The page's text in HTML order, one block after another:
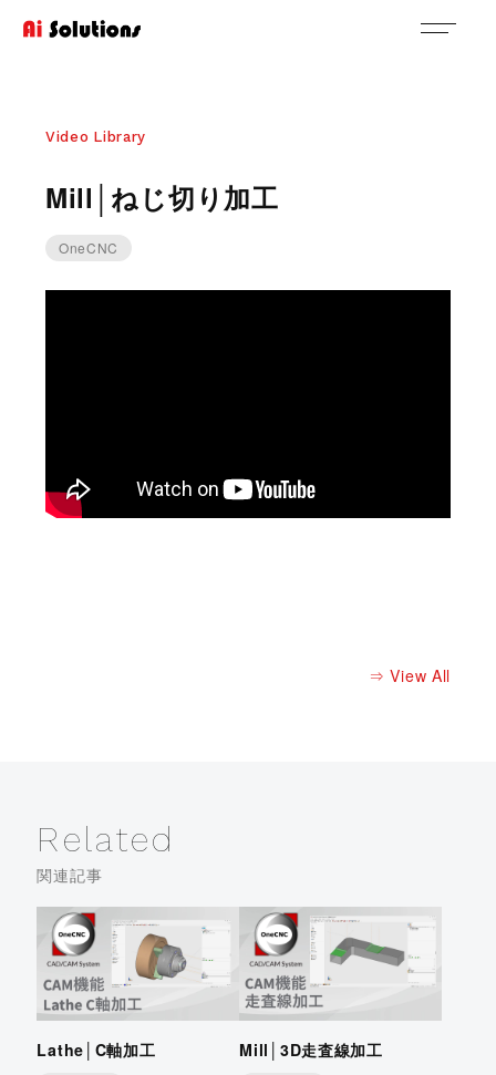
Video Library
Mill│ねじ切り加工
OneCNC
⇒ View All
Related
関連記事
Lathe│C軸加工 Mill│3D走査線加工